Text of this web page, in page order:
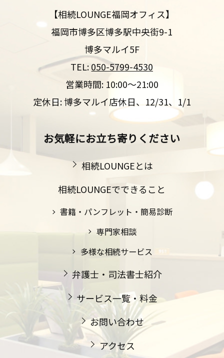
【相続LOUNGE福岡オフィス】
福岡市博多区博多駅中央街9-1
博多マルイ5F
TEL:050-5799-4530
営業時間: 10:00～21:00
定休日: 博多マルイ店休日、12/31、1/1
お気軽にお立ち寄りください
相続LOUNGEとは
相続LOUNGEでできること
書籍・パンフレット・簡易診断
専門家相談
多様な相続サービス
弁護士・司法書士紹介
サービス一覧・料金
お問い合わせ
アクセス